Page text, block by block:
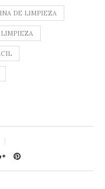
DE LIMPIEZA
LIMPIEZA